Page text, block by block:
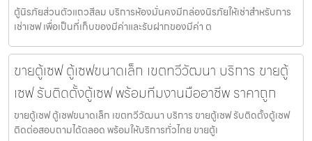
ตู้นิรภัยส่วนตัวแถวสีลม บริการห้องมั่นคงมีกล่องนิรภัยให้เช่าสำหรับการ
เช่าเซฟ เพื่อเป็นที่เก็บของมีค่าและรับฝากของมีค่า ต
ขายตู้เซฟ ตู้เซฟขนาดเล็ก เขตทวีวัฒนา บริการ ขายตู้
เซฟ รับติดตั้งตู้เซฟ พร้อมทีมงานมืออาชีพ ราคาถูก
ขายตู้เซฟ ตู้เซฟขนาดเล็ก เขตทวีวัฒนา บริการ ขายตู้เซฟ รับติดตั้งตู้เซฟ
ติดต่อสอบถามได้ตลอด พร้อมให้บริการทั่วไทย ขายตู้เ